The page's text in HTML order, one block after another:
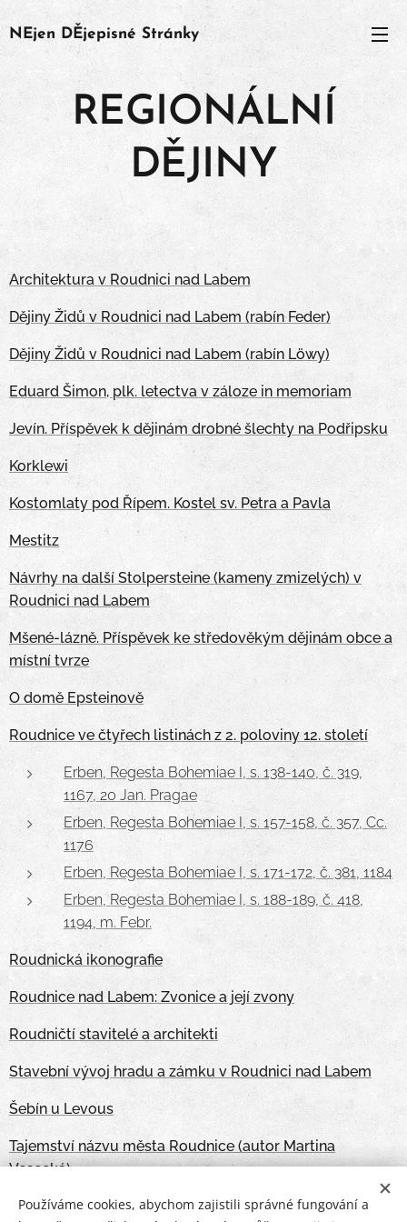
NEjen DĚjepisné Stránky
REGIONÁLNÍ
DĚJINY
Architektura v Roudnici nad Labem
Dějiny Židů v Roudnici nad Labem (rabín Feder)
Dějiny Židů v Roudnici nad Labem (rabín Löwy)
Eduard Šimon, plk. letectva v záloze in memoriam
Jevín. Příspěvek k dějinám drobné šlechty na Podřipsku
Korklewi
Kostomlaty pod Řípem. Kostel sv. Petra a Pavla
Mestitz
Návrhy na další Stolpersteine (kameny zmizelých) v
Roudnici nad Labem
Mšené-lázně. Příspěvek ke středověkým dějinám obce a
místní tvrze
O domě Epsteinově
Roudnice ve čtyřech listinách z 2. poloviny 12. století
Erben, Regesta Bohemiae I, s. 138-140, č. 319,
1167, 20 Jan. Pragae
Erben, Regesta Bohemiae I, s. 157-158, č. 357, Cc.
1176
Erben, Regesta Bohemiae I, s. 171-172, č. 381, 1184
Erben, Regesta Bohemiae I, s. 188-189, č. 418,
1194, m. Febr.
Roudnická ikonografie
Roudnice nad Labem: Zvonice a její zvony
Roudničtí stavitelé a architekti
Stavební vývoj hradu a zámku v Roudnici nad Labem
Šebín u Levous
Tajemství názvu města Roudnice (autor Martina
Vesecká)
Používáme cookies, abychom zajistili správné fungování a